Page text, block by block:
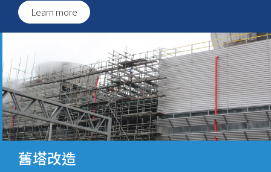
Learn more
舊塔改造